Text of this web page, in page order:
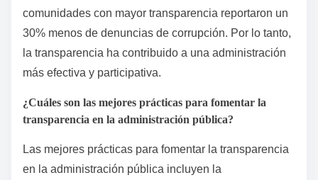
comunidades con mayor transparencia reportaron un
30% menos de denuncias de corrupción. Por lo tanto,
la transparencia ha contribuido a una administración
más efectiva y participativa.
¿Cuáles son las mejores prácticas para fomentar la
transparencia en la administración pública?
Las mejores prácticas para fomentar la transparencia
en la administración pública incluyen la